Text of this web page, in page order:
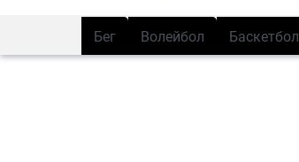
Бег Волейбол Баскетбол